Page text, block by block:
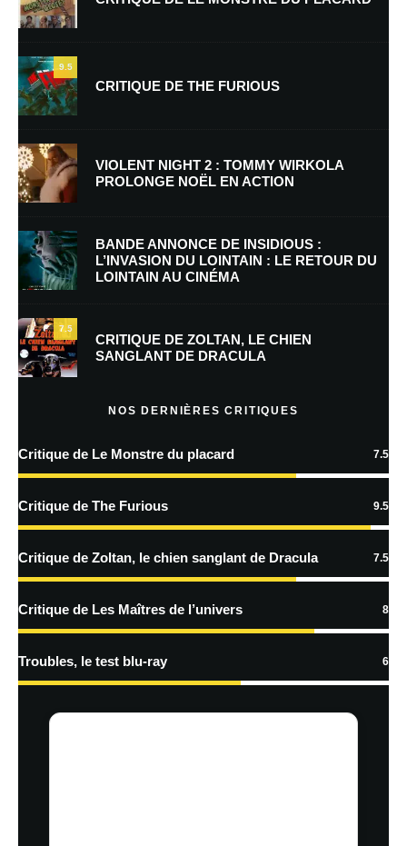
Laisser un commentaire
Votre adresse e-mail ne sera pas publiée.
indiqués avec
Commentaire
Nom*
En savoir
9.5
CRITIQUE DE THE FURIOUS
VIOLENT NIGHT 2 : TOMMY WIRKOLA
PROLONGE NOËL EN ACTION
BANDE ANNONCE DE INSIDIOUS :
L’INVASION DU LOINTAIN : LE RETOUR DU
LOINTAIN AU CINÉMA
7.5
CRITIQUE DE ZOLTAN, LE CHIEN
SANGLANT DE DRACULA
NOS DERNIÈRES CRITIQUES
Critique de Le Monstre du placard 7.5
Critique de The Furious 9.5
Critique de Zoltan, le chien sanglant de Dracula 7.5
Critique de Les Maîtres de l’univers 8
Troubles, le test blu-ray 6